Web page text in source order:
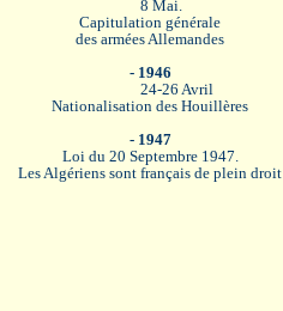
8 Mai.
Capitulation générale
des armées Allemandes
- 1946
24-26 Avril
Nationalisation des Houillères
- 1947
Loi du 20 Septembre 1947.
Les Algériens sont français de plein droit